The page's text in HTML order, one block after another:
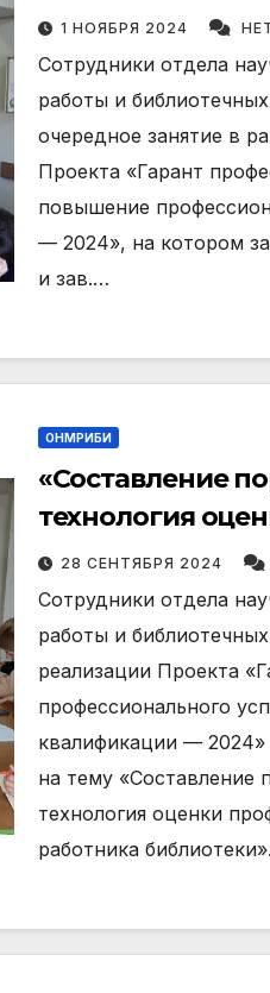
работников ГНБ
1 НОЯБРЯ 2024
Сотрудники отдела
работы и
очередное занятие в
Проекта «Гарант
повышение
— 2024», на котором
и зав.…
ОНМРИБИ
«Составление
технология
библиотеки»
28 СЕНТЯБРЯ 2024
Сотрудники отдела
работы и
реализации Проекта
профессионального
квалификации — 2024»
на тему «Составление
технология оценки
работника